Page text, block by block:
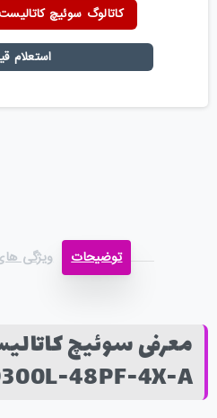
کاتالوگ سوئیچ کاتالیست
استعلام
توضیحات ویژگی
معرفی سوئیچ
48PF-4X-A